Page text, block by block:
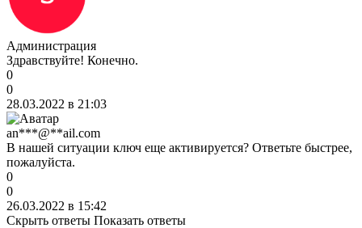
Администрация
Здравствуйте! Конечно.
0
0
28.03.2022 в 21:03
an***@**ail.com
В нашей ситуации ключ еще активируется? Ответьте быстрее,
пожалуйста.
0
0
26.03.2022 в 15:42
Скрыть ответы Показать ответы